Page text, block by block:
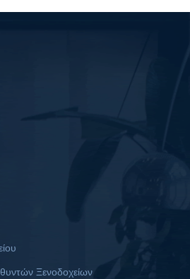
Ξενοδοχείων